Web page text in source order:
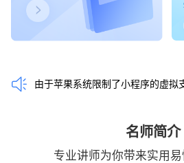
由于苹果系统限制了小程序的虚拟支付
名师简介
专业讲师为你带来实用